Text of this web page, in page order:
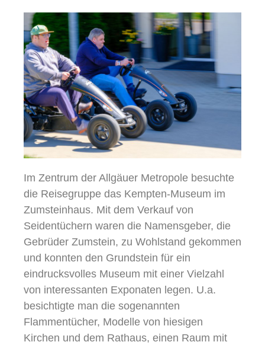
Im Zentrum der Allgäuer Metropole besuchte
die Reisegruppe das Kempten-Museum im
Zumsteinhaus. Mit dem Verkauf von
Seidentüchern waren die Namensgeber, die
Gebrüder Zumstein, zu Wohlstand gekommen
und konnten den Grundstein für ein
eindrucksvolles Museum mit einer Vielzahl
von interessanten Exponaten legen. U.a.
besichtigte man die sogenannten
Flammentücher, Modelle von hiesigen
Kirchen und dem Rathaus, einen Raum mit